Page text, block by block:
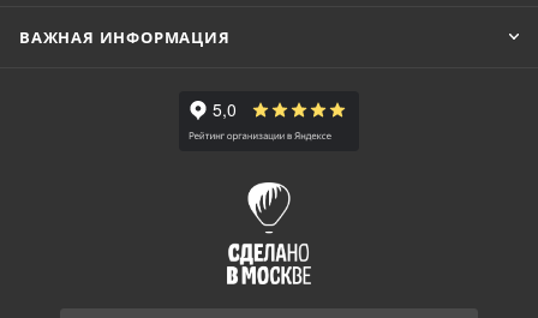
ВАЖНАЯ ИНФОРМАЦИЯ